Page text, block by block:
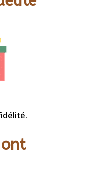
ont